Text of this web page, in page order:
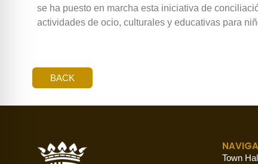
se ha puesto en marcha esta iniciativa de
actividades de ocio, culturales y educativas para
BACK
Town